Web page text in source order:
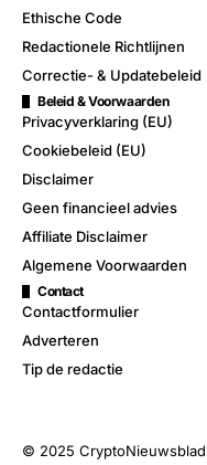
Ethische Code
Redactionele Richtlijnen
Correctie- & Updatebeleid
Beleid & Voorwaarden
Privacyverklaring (EU)
Cookiebeleid (EU)
Disclaimer
Geen financieel advies
Affiliate Disclaimer
Algemene Voorwaarden
Contact
Contactformulier
Adverteren
Tip de redactie
© 2025